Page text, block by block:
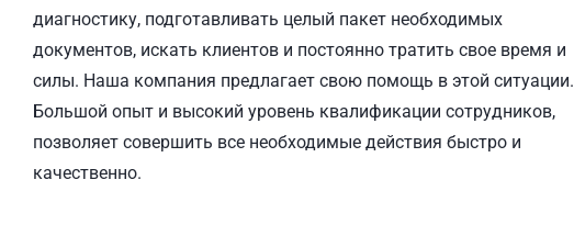
диагностику, подготавливать целый пакет необходимых
документов, искать клиентов и постоянно тратить свое время и
силы. Наша компания предлагает свою помощь в этой ситуации.
Большой опыт и высокий уровень квалификации сотрудников,
позволяет совершить все необходимые действия быстро и
качественно.